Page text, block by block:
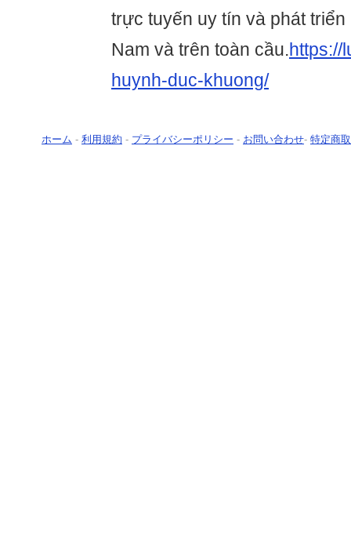
trực tuyến uy tín và phát triển
Nam và trên toàn cầu.https://
huynh-duc-khuong/
ホーム - 利用規約 - プライバシーポリシー - お問い合わせ- 特定商